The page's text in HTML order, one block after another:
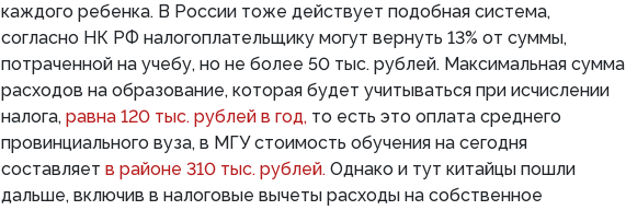
каждого ребенка. В России тоже действует подобная система,
согласно НК РФ налогоплательщику могут вернуть 13% от суммы,
потраченной на учебу, но не более 50 тыс. рублей. Максимальная сумма
расходов на образование, которая будет учитываться при исчислении
налога, равна 120 тыс. рублей в год, то есть это оплата среднего
провинциального вуза, в МГУ стоимость обучения на сегодня
составляет в районе 310 тыс. рублей. Однако и тут китайцы пошли
дальше, включив в налоговые вычеты расходы на собственное